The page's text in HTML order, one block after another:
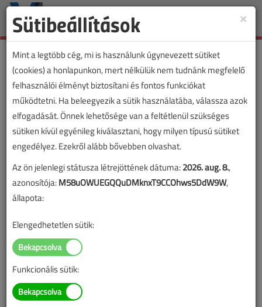
Toggle
×
Sütibeállítások
Mint a legtöbb cég, mi is használunk úgynevezett sütiket
(cookies) a honlapunkon, mert nélkülük nem tudnánk megfelelő
felhasználói élményt biztosítani és fontos funkciókat
működtetni. Ha beleegyezik a sütik használatába, válassza azok
elfogadását. Önnek lehetősége van a feltétlenül szükséges
sütiken kívül egyénileg kiválasztani, hogy milyen típusú sütiket
engedélyez. Ezekről alább bővebben olvashat.
Az ön jelenlegi státusza létrejöttének dátuma:2026. aug. 8.,
azonosítója:M58uOWUEGQQuDMknxT9CCOhws5DdW9W,
állapota:
Elengedhetetlen sütik:
Funkcionális sütik: